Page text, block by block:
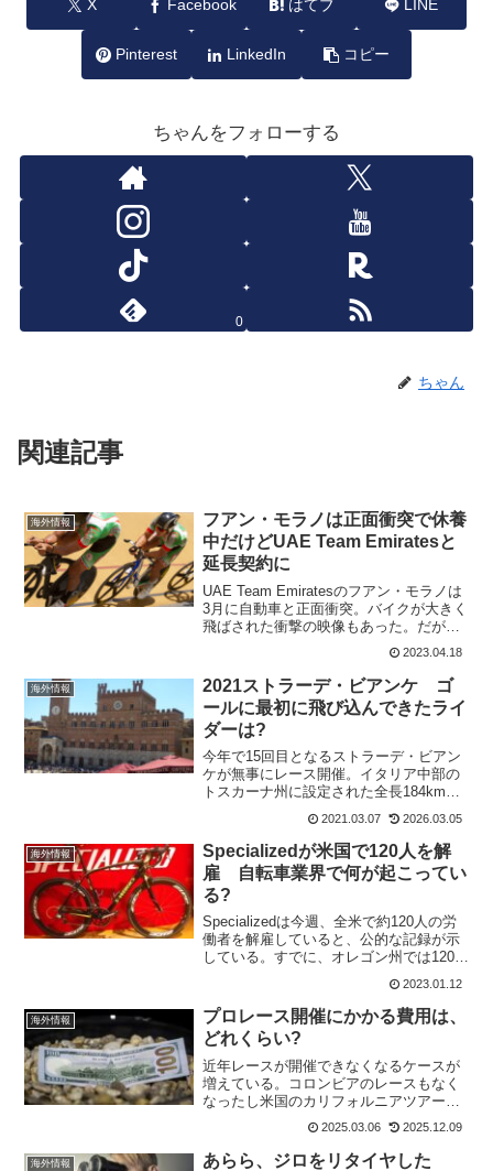
X Facebook はてブ LINE
Pinterest LinkedIn コピー
ちゃんをフォローする
0
ちゃん
関連記事
海外情報
フアン・モラノは正面衝突で休養
中だけどUAE Team Emiratesと
延長契約に
UAE Team Emiratesのフアン・モラノは
3月に自動車と正面衝突。バイクが大きく
飛ばされた衝撃の映像もあった。だが、
そのフアン・モラノは療養中にも関わら
ず、チームとの延長契約を結んでいる。
これは、嬉しいニュースだ。3年契約で
202...
2023.04.18
海外情報
2021ストラーデ・ビアンケ ゴ
ールに最初に飛び込んできたライ
ダーは?
今年で15回目となるストラーデ・ビアン
ケが無事にレース開催。イタリア中部の
トスカーナ州に設定された全長184kmの
コースには11カ所、合計63kmの未舗装区
間（セクター）が登場する。2017年から
はワールドツアーに格上げされ、ジュリ
アン・ア...
2021.03.07 2026.03.05
海外情報
Specializedが米国で120人を解
雇 自転車業界で何が起こってい
る?
Specializedは今週、全米で約120人の労
働者を解雇していると、公的な記録が示
している。すでに、オレゴン州では120人
の従業員削減の一環として、7人の従業員
が解雇されている。会社は法律で義務付
けられている60日前の通知の代わりに、
6...
2023.01.12
海外情報
プロレース開催にかかる費用は、
どれくらい?
近年レースが開催できなくなるケースが
増えている。コロンビアのレースもなく
なったし米国のカリフォルニアツアーも
なくなった。レース開催にかかる費用が
捻出できない場合が多くなっている。で
は、実際にレース開催にはどれくらいの
2025.03.06 2025.12.09
海外情報
あらら、ジロをリタイヤした